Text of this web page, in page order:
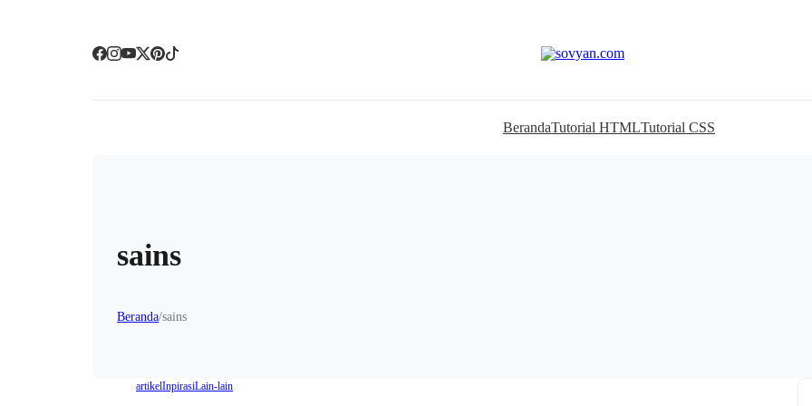
BerandaTutorial HTMLTutorial CSS
sains
Beranda/sains
artikelInpirasiLain-lain